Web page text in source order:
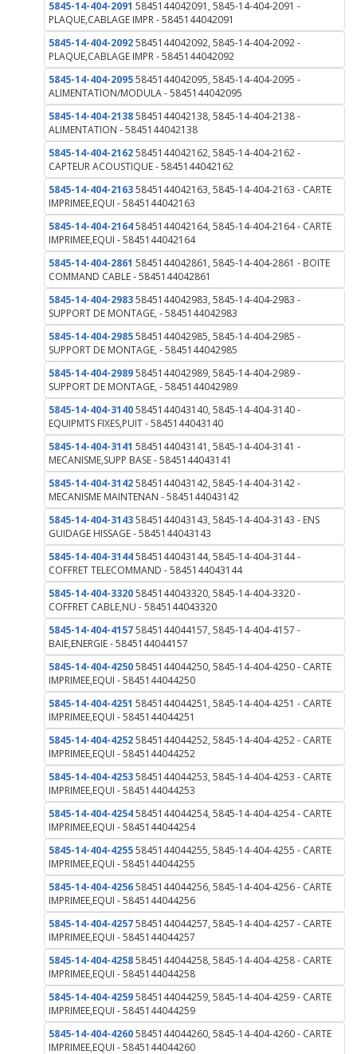
5845-14-404-2091 5845144042091, 5845-14-404-2091 -
PLAQUE,CABLAGE IMPR - 5845144042091
5845-14-404-20925845144042092, 5845-14-404-2092 -
PLAQUE,CABLAGE IMPR - 5845144042092
5845-14-404-20955845144042095, 5845-14-404-2095 -
ALIMENTATION/MODULA - 5845144042095
5845-14-404-21385845144042138, 5845-14-404-2138 -
ALIMENTATION - 5845144042138
5845-14-404-21625845144042162, 5845-14-404-2162 -
CAPTEUR ACOUSTIQUE - 5845144042162
5845-14-404-21635845144042163, 5845-14-404-2163 - CARTE
IMPRIMEE,EQUI - 5845144042163
5845-14-404-21645845144042164, 5845-14-404-2164 - CARTE
IMPRIMEE,EQUI - 5845144042164
5845-14-404-2861 5845144042861, 5845-14-404-2861 - BOITE
COMMAND CABLE - 5845144042861
5845-14-404-29835845144042983, 5845-14-404-2983 -
SUPPORT DE MONTAGE, - 5845144042983
5845-14-404-29855845144042985, 5845-14-404-2985 -
SUPPORT DE MONTAGE, - 5845144042985
5845-14-404-29895845144042989, 5845-14-404-2989 -
SUPPORT DE MONTAGE, - 5845144042989
5845-14-404-31405845144043140, 5845-14-404-3140 -
EQUIPMTS FIXES,PUIT - 5845144043140
5845-14-404-3141 5845144043141, 5845-14-404-3141 -
MECANISME,SUPP BASE - 5845144043141
5845-14-404-31425845144043142, 5845-14-404-3142 -
MECANISME MAINTENAN - 5845144043142
5845-14-404-31435845144043143, 5845-14-404-3143 - ENS
GUIDAGE HISSAGE - 5845144043143
5845-14-404-31445845144043144, 5845-14-404-3144 -
COFFRET TELECOMMAND - 5845144043144
5845-14-404-33205845144043320, 5845-14-404-3320 -
COFFRET CABLE,NU - 5845144043320
5845-14-404-41575845144044157, 5845-14-404-4157 -
BAIE,ENERGIE - 5845144044157
5845-14-404-42505845144044250, 5845-14-404-4250 - CARTE
IMPRIMEE,EQUI - 5845144044250
5845-14-404-4251 5845144044251, 5845-14-404-4251 - CARTE
IMPRIMEE,EQUI - 5845144044251
5845-14-404-42525845144044252, 5845-14-404-4252 - CARTE
IMPRIMEE,EQUI - 5845144044252
5845-14-404-42535845144044253, 5845-14-404-4253 - CARTE
IMPRIMEE,EQUI - 5845144044253
5845-14-404-42545845144044254, 5845-14-404-4254 - CARTE
IMPRIMEE,EQUI - 5845144044254
5845-14-404-42555845144044255, 5845-14-404-4255 - CARTE
IMPRIMEE,EQUI - 5845144044255
5845-14-404-42565845144044256, 5845-14-404-4256 - CARTE
IMPRIMEE,EQUI - 5845144044256
5845-14-404-42575845144044257, 5845-14-404-4257 - CARTE
IMPRIMEE,EQUI - 5845144044257
5845-14-404-42585845144044258, 5845-14-404-4258 - CARTE
IMPRIMEE,EQUI - 5845144044258
5845-14-404-42595845144044259, 5845-14-404-4259 - CARTE
IMPRIMEE,EQUI - 5845144044259
5845-14-404-42605845144044260, 5845-14-404-4260 - CARTE
IMPRIMEE,EQUI - 5845144044260